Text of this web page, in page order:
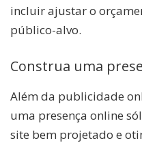
incluir ajustar o
público-alvo.
Construa uma
Além da publicidade
uma presença online
site bem projetado e